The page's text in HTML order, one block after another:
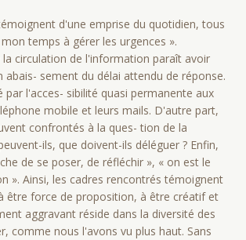
d'une emprise du quotidien, tous
temps à gérer les urgences ».
la circulation de l'information paraît avoir
abais- sement du délai attendu de réponse.
par l'acces- sibilité quasi permanente aux
mobile et leurs mails. D'autre part,
confrontés à la ques- tion de la
ils, que doivent-ils déléguer ? Enfin,
de se poser, de réfléchir », « on est le
». Ainsi, les cadres rencontrés témoignent
être force de proposition, à être créatif et
aggravant réside dans la diversité des
comme nous l'avons vu plus haut. Sans